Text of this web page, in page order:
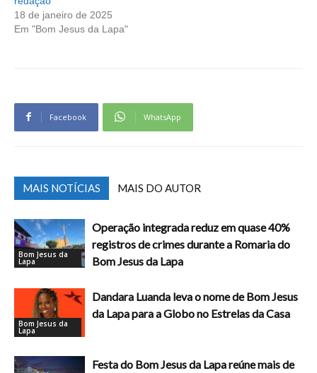
18 de janeiro de 2025
Em "Bom Jesus da Lapa"
Facebook WhatsApp
MAIS NOTÍCIAS MAIS DO AUTOR
Bom Jesus da
Lapa
Operação integrada reduz em quase 40%
registros de crimes durante a Romaria do
Bom Jesus da Lapa
Bom Jesus da
Lapa
Dandara Luanda leva o nome de Bom Jesus
da Lapa para a Globo no Estrelas da Casa
Festa do Bom Jesus da Lapa reúne mais de